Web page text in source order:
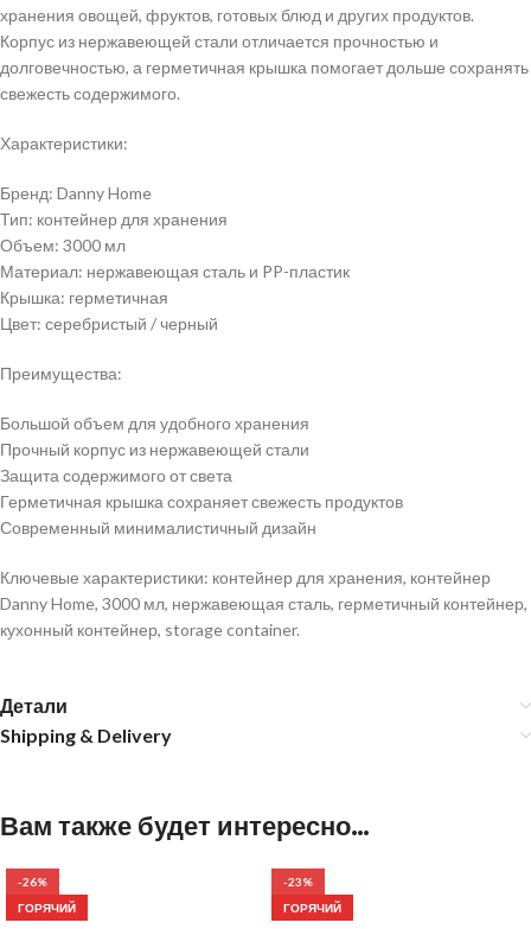
хранения овощей, фруктов, готовых блюд и других продуктов.
Корпус из нержавеющей стали отличается прочностью и
долговечностью, а герметичная крышка помогает дольше сохранять
свежесть содержимого.
Характеристики:
Бренд: Danny Home
Тип: контейнер для хранения
Объем: 3000 мл
Материал: нержавеющая сталь и PP-пластик
Крышка: герметичная
Цвет: серебристый / черный
Преимущества:
Большой объем для удобного хранения
Прочный корпус из нержавеющей стали
Защита содержимого от света
Герметичная крышка сохраняет свежесть продуктов
Современный минималистичный дизайн
Ключевые характеристики: контейнер для хранения, контейнер
Danny Home, 3000 мл, нержавеющая сталь, герметичный контейнер,
кухонный контейнер, storage container.
Детали
Shipping & Delivery
Вам также будет интересно…
-26%
ГОРЯЧИЙ
-23%
ГОРЯЧИЙ